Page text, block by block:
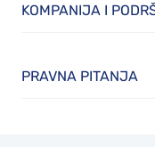
KOMPANIJA I
PRAVNA PITANJA